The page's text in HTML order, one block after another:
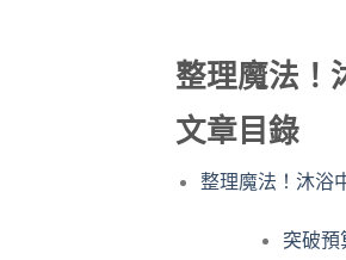
整理魔法！
文章目錄
整理魔法！沐浴
突破預